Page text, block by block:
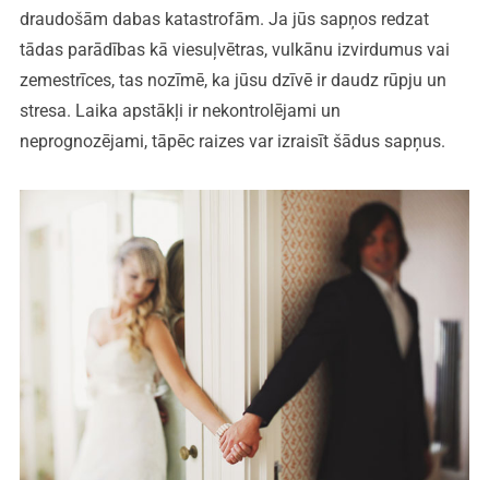
draudošām dabas katastrofām. Ja jūs sapņos redzat
tādas parādības kā viesuļvētras, vulkānu izvirdumus vai
zemestrīces, tas nozīmē, ka jūsu dzīvē ir daudz rūpju un
stresa. Laika apstākļi ir nekontrolējami un
neprognozējami, tāpēc raizes var izraisīt šādus sapņus.